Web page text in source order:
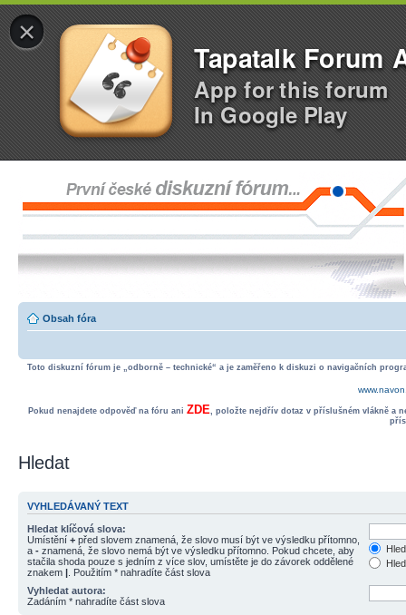
×
Tapatalk Forum
App for this forum
In Google Play
Obsah fóra
Toto diskuzní fórum je „odborně – technické“ a je zaměřeno k diskuzi o navigačních
Pokud nenajdete odpověď na fóru ani ZDE, položte nejdřív dotaz v příslušném vlákně a
Hledat
VYHLEDÁVANÝ TEXT
Hledat klíčová slova:
Umístění + před slovem znamená, že slovo musí být ve výsledku přítomno,
a - znamená, že slovo nemá být ve výsledku přítomno. Pokud chcete, aby
stačila shoda pouze s jedním z více slov, umístěte je do závorek oddělené
znakem | . Použitím * nahradíte část slova
Vyhledat autora:
Zadáním * nahradíte část slova